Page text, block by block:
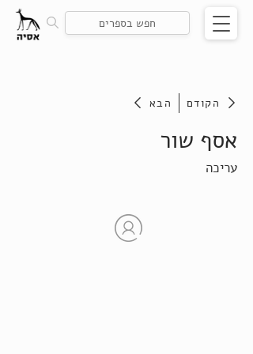
הבא הקודם
אסף שור
עריכה